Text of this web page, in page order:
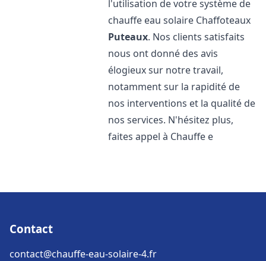
l'utilisation de votre système de
chauffe eau solaire Chaffoteaux
Puteaux. Nos clients satisfaits
nous ont donné des avis
élogieux sur notre travail,
notamment sur la rapidité de
nos interventions et la qualité de
nos services. N'hésitez plus,
faites appel à Chauffe e
Contact
contact@chauffe-eau-solaire-4.fr